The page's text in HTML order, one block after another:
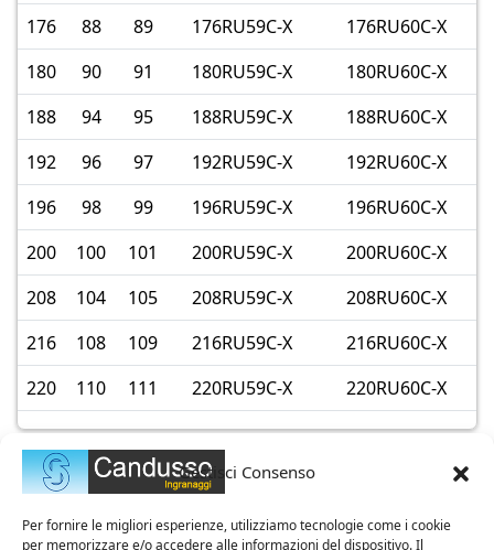
Gestisci Consenso
Per fornire le migliori esperienze, utilizziamo tecnologie come i cookie
per memorizzare e/o accedere alle informazioni del dispositivo. Il
176
88 89 176RU59C-X
176RU60C-X
180
90 91 180RU59C-X
180RU60C-X
188
94 95 188RU59C-X
188RU60C-X
192
96 97 192RU59C-X
192RU60C-X
196
98 99 196RU59C-X
196RU60C-X
200
100 101 200RU59C-X
200RU60C-X
208
104 105 208RU59C-X
208RU60C-X
216
108 109 216RU59C-X
216RU60C-X
220
110 111 220RU59C-X 220RU60C-X